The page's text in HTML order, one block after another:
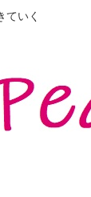
ていく